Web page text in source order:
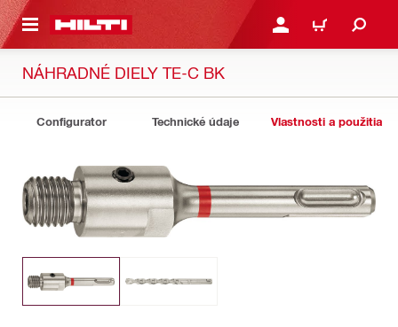
HLAVNÝ OBSAH PRIHLÁSIŤ ALEBO
KOŠÍK
NÁHRADNÉ DIELY TE-C BK
Configurator Technické údaje Vlastnosti a použitia